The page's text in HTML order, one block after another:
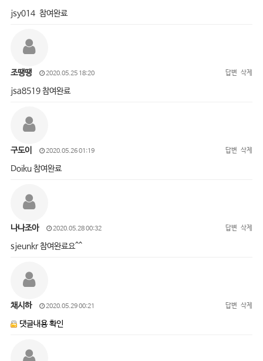
jsy014 참여완료
조땡땡 2020.05.25 18:20 답변 삭제
jsa8519 참여완료
구도이 2020.05.26 01:19 답변 삭제
Doiku 참여완료
나나조아 2020.05.28 00:32 답변 삭제
sjeunkr 참여완료요^^
채시하 2020.05.29 00:21 답변 삭제
댓글내용 확인